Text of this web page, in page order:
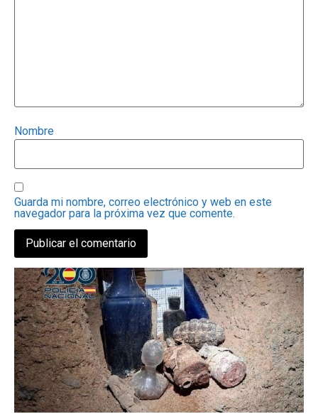
Nombre
Guarda mi nombre, correo electrónico y web en este
navegador para la próxima vez que comente.